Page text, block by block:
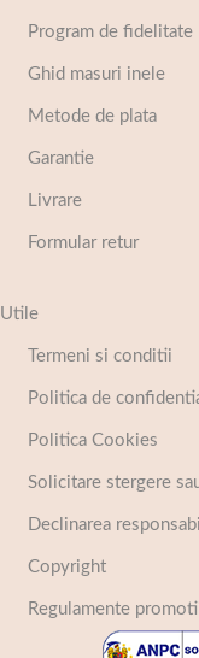
Program de fidelitate
Ghid masuri inele
Metode de plata
Garantie
Livrare
Formular retur
Utile
Termeni si conditii
Politica de
Politica Cookies
Solicitare stergere
Declinarea
Copyright
Regulamente